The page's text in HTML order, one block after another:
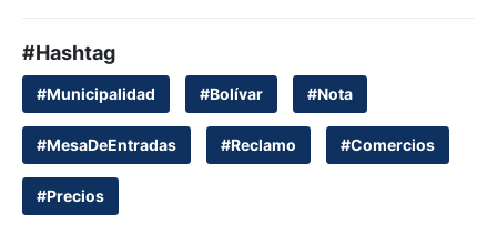
#Hashtag
#Municipalidad #Bolívar #Nota
#MesaDeEntradas #Reclamo #Comercios
#Precios